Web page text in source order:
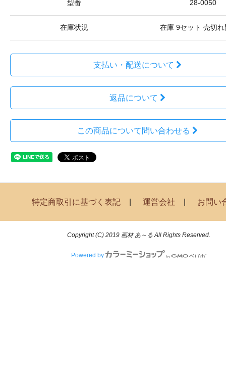
型番 28-0050
在庫状況 在庫 9セット 売切
支払い・配送について
返品について
この商品について問い合わせる
特定商取引に基づく表記 運営会社 お問い
Copyright (C) 2019 画材 あ～る All Rights Reserved.
Powered by